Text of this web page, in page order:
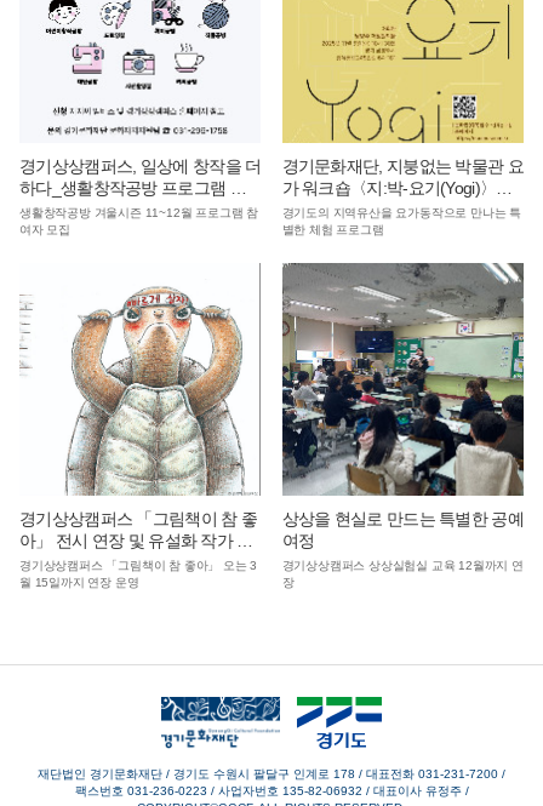
경기상상캠퍼스, 일상에 창작을 더
하다_생활창작공방 프로그램 참
여자 모집
생활창작공방 겨울시즌 11~12월 프로그램 참
여자 모집
경기문화재단, 지붕없는 박물관 요
가 워크숍〈지:박-요기(Yogi)〉참
여자 모집
경기도의 지역유산을 요가동작으로 만나는 특
별한 체험 프로그램
경기상상캠퍼스 「그림책이 참 좋
아」 전시 연장 및 유설화 작가 강
연회 무료 개최
경기상상캠퍼스 「그림책이 참 좋아」 오는 3
월 15일까지 연장 운영
상상을 현실로 만드는 특별한 공예
여정
경기상상캠퍼스 상상실험실 교육 12월까지 연
장
재단법인 경기문화재단 / 경기도 수원시 팔달구 인계로 178 / 대표전화 031-231-7200 /
팩스번호 031-236-0223 / 사업자번호 135-82-06932 / 대표이사 유정주/